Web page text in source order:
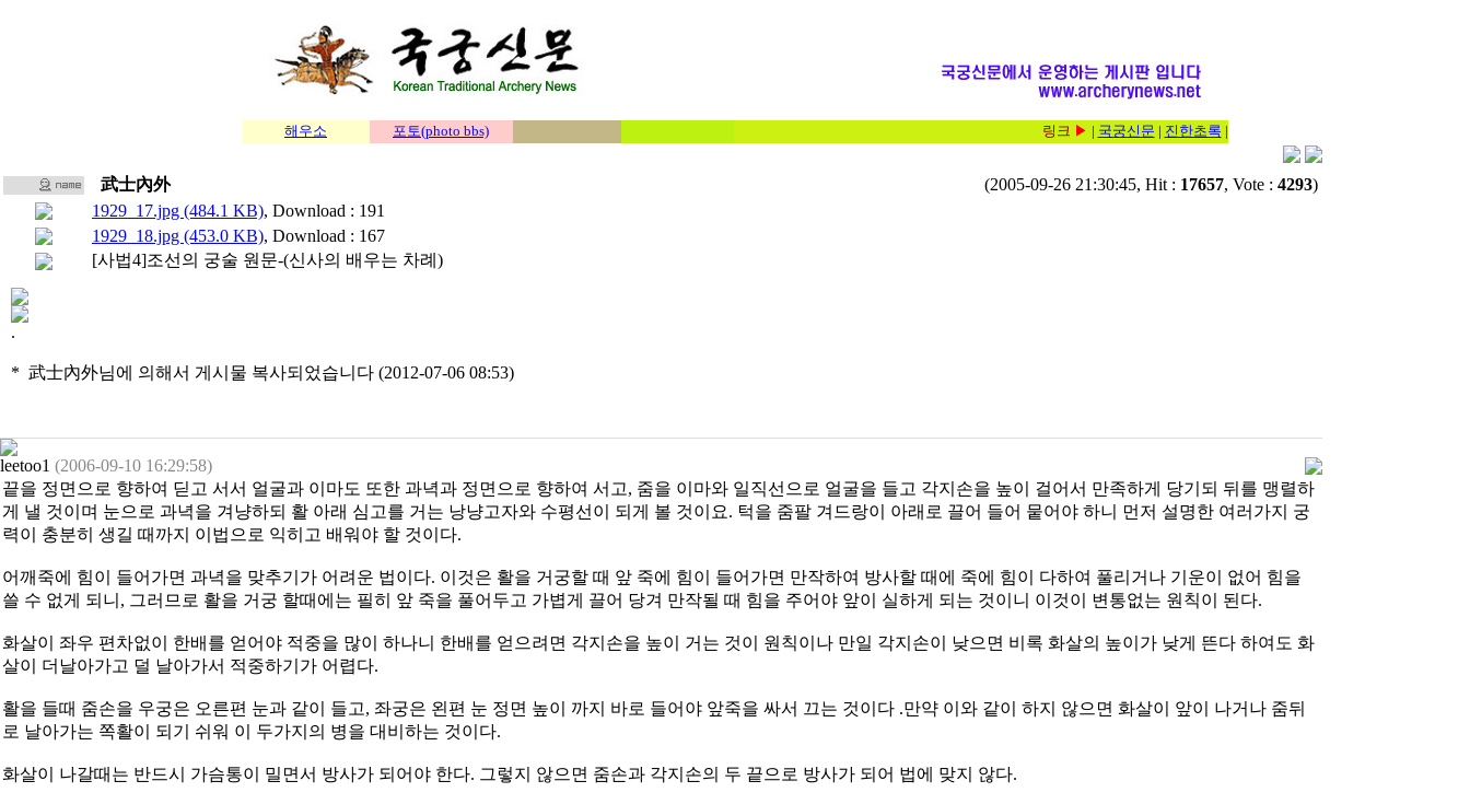
해우소 포토(photo bbs) 링크 ▶ | 국궁신문 | 진한초록 |
武士內外 (2005-09-26 21:30:45, Hit : 17657, Vote : 4293)
1929_17.jpg (484.1 KB), Download : 191
1929_18.jpg (453.0 KB), Download : 167
[사법4]조선의 궁술 원문-(신사의 배우는 차례)
.
* 武士內外님에 의해서 게시물 복사되었습니다 (2012-07-06 08:53)
leetoo1 (2006-09-10 16:29:58)
끝을 정면으로 향하여 딛고 서서 얼굴과 이마도 또한 과녁과 정면으로 향하여 서고, 줌을 이마와 일직선으로 얼굴을 들고 각지손을 높이 걸어서 만족하게 당기되 뒤를 맹렬하
게 낼 것이며 눈으로 과녁을 겨냥하되 활 아래 심고를 거는 낭냥고자와 수평선이 되게 볼 것이요. 턱을 줌팔 겨드랑이 아래로 끌어 들어 뭍어야 하니 먼저 설명한 여러가지 궁
력이 충분히 생길 때까지 이법으로 익히고 배워야 할 것이다.
어깨죽에 힘이 들어가면 과녁을 맞추기가 어려운 법이다. 이것은 활을 거궁할 때 앞 죽에 힘이 들어가면 만작하여 방사할 때에 죽에 힘이 다하여 풀리거나 기운이 없어 힘을
쓸 수 없게 되니, 그러므로 활을 거궁 할때에는 필히 앞 죽을 풀어두고 가볍게 끌어 당겨 만작될 때 힘을 주어야 앞이 실하게 되는 것이니 이것이 변통없는 원칙이 된다.
화살이 좌우 편차없이 한배를 얻어야 적중을 많이 하나니 한배를 얻으려면 각지손을 높이 거는 것이 원칙이나 만일 각지손이 낮으면 비록 화살의 높이가 낮게 뜬다 하여도 화
살이 더날아가고 덜 날아가서 적중하기가 어렵다.
활을 들때 줌손을 우궁은 오른편 눈과 같이 들고, 좌궁은 왼편 눈 정면 높이 까지 바로 들어야 앞죽을 싸서 끄는 것이다 .만약 이와 같이 하지 않으면 화살이 앞이 나거나 줌뒤
로 날아가는 쪽활이 되기 쉬워 이 두가지의 병을 대비하는 것이다.
화살이 나갈때는 반드시 가슴통이 밀면서 방사가 되어야 한다. 그렇지 않으면 줌손과 각지손의 두 끝으로 방사가 되어 법에 맞지 않다.